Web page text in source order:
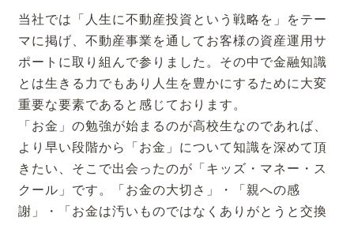
当社では「人生に不動産投資という戦略を」をテー
マに掲げ、不動産事業を通してお客様の資産運用サ
ポートに取り組んで参りました。その中で金融知識
とは生きる力でもあり人生を豊かにするために大変
重要な要素であると感じております。
「お金」の勉強が始まるのが高校生なのであれば、
より早い段階から「お金」について知識を深めて頂
きたい、そこで出会ったのが「キッズ・マネー・ス
クール」です。「お金の大切さ」・「親への感
謝」・「お金は汚いものではなくありがとうと交換